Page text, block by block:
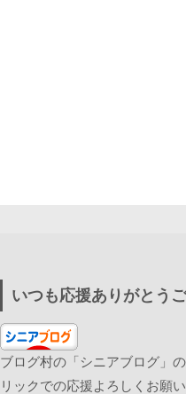
いつも応援ありがとう
ブログ村の「シニアブログ」
リックでの応援よろしくお願い